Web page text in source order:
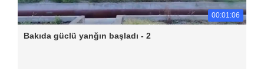
00:01:06
Bakıda güclü yanğın başladı - 2